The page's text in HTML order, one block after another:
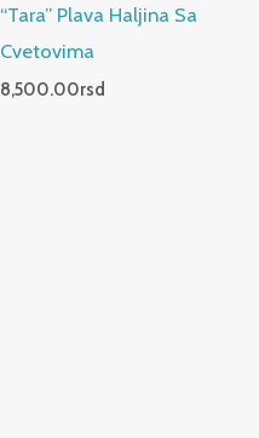
“Tara” Plava Haljina Sa
Cvetovima
8,500.00rsd